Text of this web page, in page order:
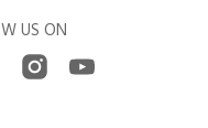
US ON